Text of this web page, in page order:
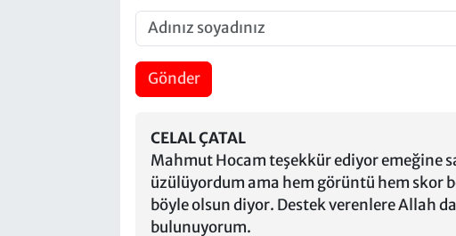
Gönder
CELAL ÇATAL
Mahmut Hocam teşekkür ediyor emeğine
üzülüyordum ama hem görüntü hem skor
böyle olsun diyor. Destek verenlere Allah
bulunuyorum.